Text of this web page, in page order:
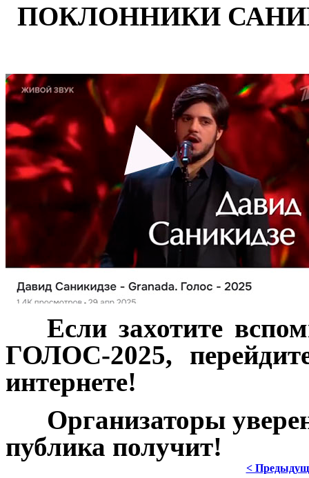
ПОКЛОННИКИ
Если захотите
ГОЛОС-2025,
интернете!
Организаторы
публика получит!
<